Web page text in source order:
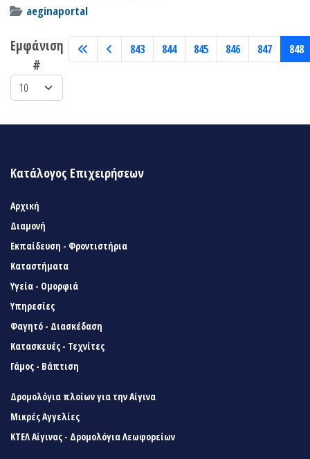
aeginaportal
Εμφάνιση
#
843 844 845 846 847 848
Κατάλογος Επιχειρήσεων
Αρχική
Διαμονή
Εκπαίδευση - Φροντιστήρια
Καταστήματα
Υγεία - Ομορφιά
Υπηρεσίες
Φαγητό - Διασκέδαση
Κατασκευές - Τεχνίτες
Γάμος - Βάπτιση
Δρομολόγια πλοίων για την Αίγινα
Μικρές Αγγελίες
ΚΤΕΛ Αίγινας - Δρομολόγια Λεωφορείων